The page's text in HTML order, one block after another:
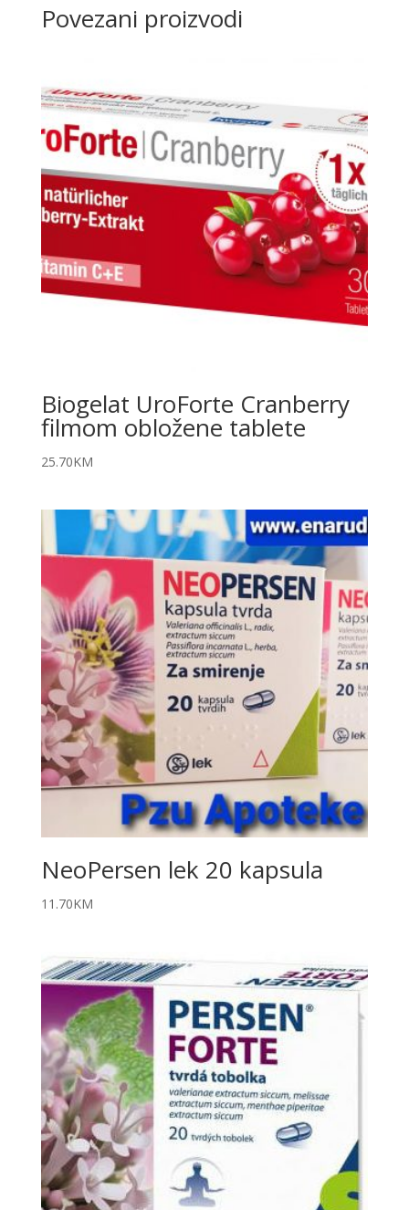
Povezani proizvodi
Biogelat UroForte Cranberry
filmom obložene tablete
25.70KM
NeoPersen lek 20 kapsula
11.70KM